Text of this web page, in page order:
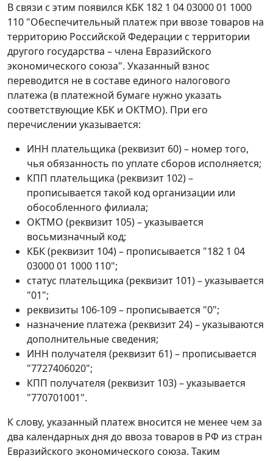
В связи с этим появился КБК 182 1 04 03000 01 1000
110 "Обеспечительный платеж при ввозе товаров на
территорию Российской Федерации с территории
другого государства – члена Евразийского
экономического союза". Указанный взнос
переводится не в составе единого налогового
платежа (в платежной бумаге нужно указать
соответствующие КБК и ОКТМО). При его
перечислении указывается:
ИНН плательщика (реквизит 60) – номер того,
чья обязанность по уплате сборов исполняется;
КПП плательщика (реквизит 102) –
прописывается такой код организации или
обособленного филиала;
ОКТМО (реквизит 105) – указывается
восьмизначный код;
КБК (реквизит 104) – прописывается "182 1 04
03000 01 1000 110";
статус плательщика (реквизит 101) – указывается
"01";
реквизиты 106-109 – прописывается "0";
назначение платежа (реквизит 24) – указываются
дополнительные сведения;
ИНН получателя (реквизит 61) – прописывается
"7727406020";
КПП получателя (реквизит 103) – указывается
"770701001".
К слову, указанный платеж вносится не менее чем за
два календарных дня до ввоза товаров в РФ из стран
Евразийского экономического союза. Таким